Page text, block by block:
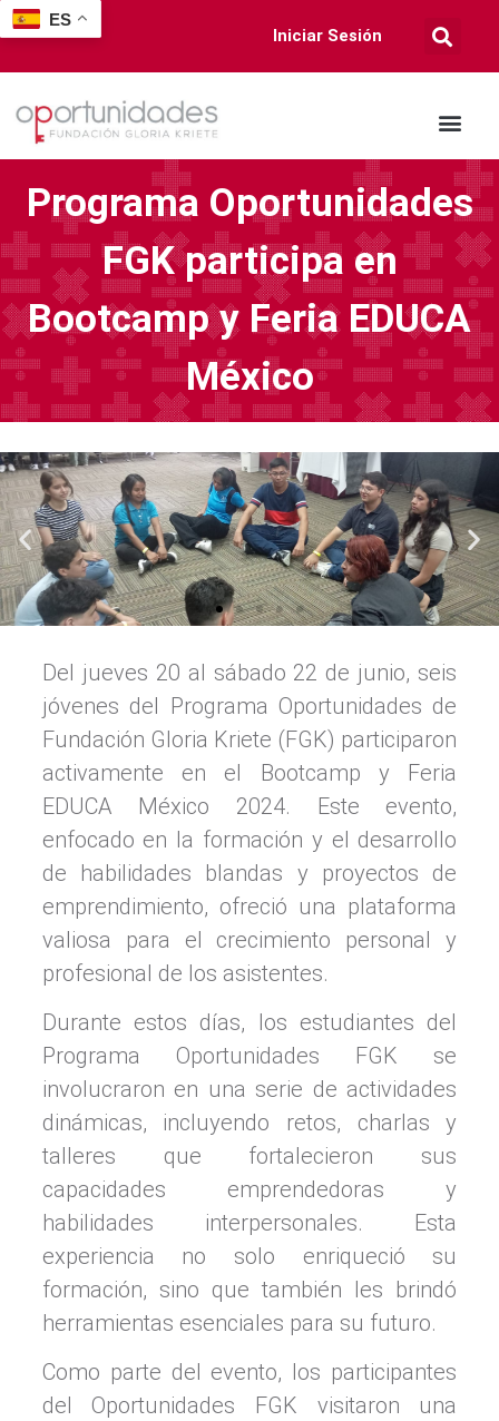
Iniciar Sesión
Programa Oportunidades
FGK participa en
Bootcamp y Feria EDUCA
México
Del jueves 20 al sábado 22 de junio, seis
jóvenes del Programa Oportunidades de
Fundación Gloria Kriete (FGK) participaron
activamente en el Bootcamp y Feria
EDUCA México 2024. Este evento,
enfocado en la formación y el desarrollo
de habilidades blandas y proyectos de
emprendimiento, ofreció una plataforma
valiosa para el crecimiento personal y
profesional de los asistentes.
Durante estos días, los estudiantes del
Programa Oportunidades FGK se
involucraron en una serie de actividades
dinámicas, incluyendo retos, charlas y
talleres que fortalecieron sus
capacidades emprendedoras y
habilidades interpersonales. Esta
experiencia no solo enriqueció su
formación, sino que también les brindó
herramientas esenciales para su futuro.
Como parte del evento, los participantes
del Oportunidades FGK visitaron una
ES